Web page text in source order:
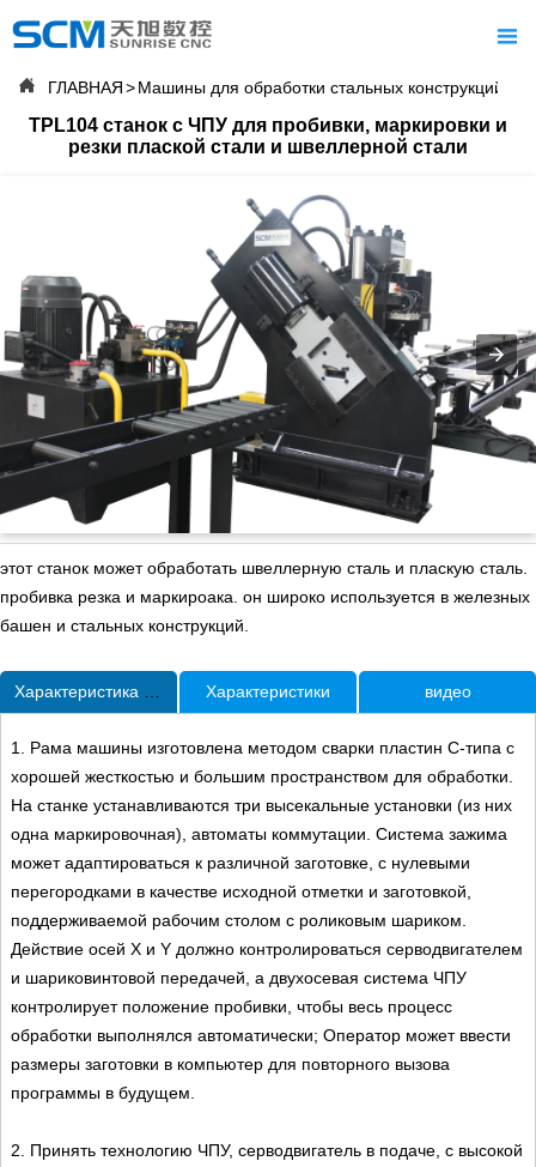

 ГЛАВНАЯ>Машины для обработки стальных конструкций/
TPL104 станок с ЧПУ для пробивки, маркировки и
резки плаской стали и швеллерной стали
этот станок может обработать швеллерную сталь и пласкую сталь.
пробивка резка и маркироака. он широко используется в железных
башен и стальных конструкций.
Характеристика продукта Характеристики видео
1. Рама машины изготовлена методом сварки пластин C-типа с
хорошей жесткостью и большим пространством для обработки.
На станке устанавливаются три высекальные установки (из них
одна маркировочная), автоматы коммутации. Система зажима
может адаптироваться к различной заготовке, с нулевыми
перегородками в качестве исходной отметки и заготовкой,
поддерживаемой рабочим столом с роликовым шариком.
Действие осей X и Y должно контролироваться серводвигателем
и шариковинтовой передачей, а двухосевая система ЧПУ
контролирует положение пробивки, чтобы весь процесс
обработки выполнялся автоматически; Оператор может ввести
размеры заготовки в компьютер для повторного вызова
программы в будущем.
2. Принять технологию ЧПУ, серводвигатель в подаче, с высокой
О нас
 СЕРВИСЫ
 НОВОСТИ
 ЧЕСТЬ
 СВЯЗАТЬСЯ С НАМИ